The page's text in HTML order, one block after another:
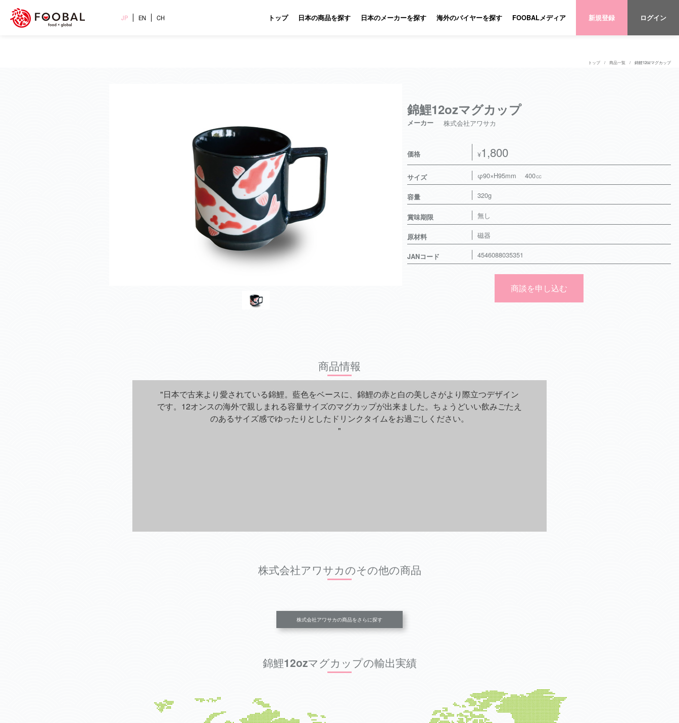
JP EN CH トップ 日本の商品を探す 日本のメーカーを探す 海外のバイヤーを探す FOOBALメディア 新規登録 ログイン
トップ 商品一覧 錦鯉12ozマグカップ
錦鯉12ozマグカップ
メーカー 株式会社アワサカ
価格 ¥1,800
サイズ φ90×H95mm 400㏄
容量 320g
賞味期限 無し
原材料 磁器
JANコード 4546088035351
商談を申し込む
商品情報
"日本で古来より愛されている錦鯉。藍色をベースに、錦鯉の赤と白の美しさがより際立つデザイン
です。12オンスの海外で親しまれる容量サイズのマグカップが出来ました。ちょうどいい飲みごたえ
のあるサイズ感でゆったりとしたドリンクタイムをお過ごしください。
"
株式会社アワサカのその他の商品
株式会社アワサカの商品をさらに探す
錦鯉12ozマグカップの輸出実績